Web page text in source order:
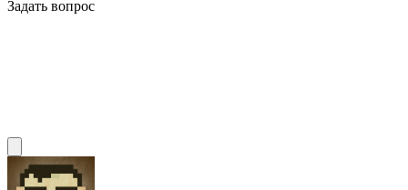
Задать вопрос